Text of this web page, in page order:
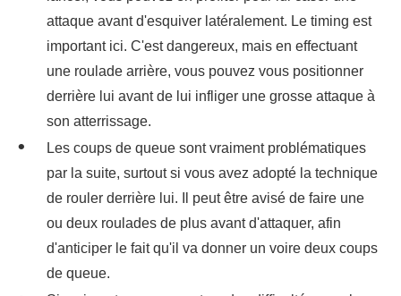
attaque avant d'esquiver latéralement. Le timing est
important ici. C'est dangereux, mais en effectuant
une roulade arrière, vous pouvez vous positionner
derrière lui avant de lui infliger une grosse attaque à
son atterrissage.
Les coups de queue sont vraiment problématiques
par la suite, surtout si vous avez adopté la technique
de rouler derrière lui. Il peut être avisé de faire une
ou deux roulades de plus avant d'attaquer, afin
d'anticiper le fait qu'il va donner un voire deux coups
de queue.